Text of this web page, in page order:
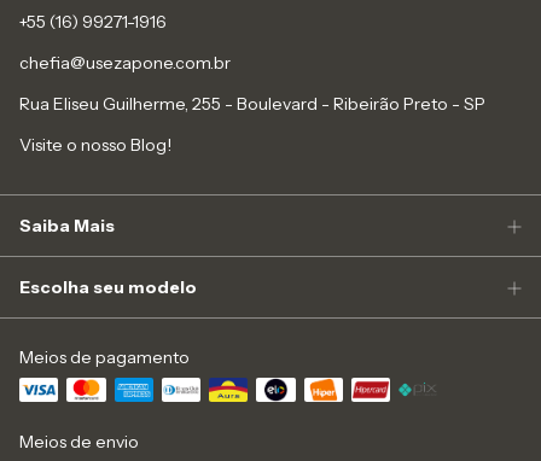
+55 (16) 99271-1916
chefia@usezapone.com.br
Rua Eliseu Guilherme, 255 - Boulevard - Ribeirão Preto - SP
Visite o nosso Blog!
Saiba Mais
Escolha seu modelo
Meios de pagamento
Meios de envio